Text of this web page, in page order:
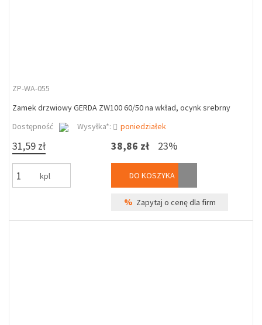
ZP-WA-055
Zamek drzwiowy GERDA ZW100 60/50 na wkład, ocynk srebrny
Dostępność
Wysyłka*: poniedziałek
31,59 zł
kpl
38,86 zł 23%
DO KOSZYKA
% Zapytaj o cenę dla firm